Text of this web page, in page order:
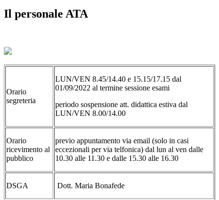
Il personale ATA
Orario
segreteria
LUN/VEN 8.45/14.40 e 15.15/17.15 dal
01/09/2022 al termine sessione esami
periodo sospensione att. didattica estiva dal
LUN/VEN 8.00/14.00
Orario
ricevimento al
pubblico
previo appuntamento via email (solo in casi
eccezionali per via telfonica) dal lun al ven dalle
10.30 alle 11.30 e dalle 15.30 alle 16.30
DSGA Dott. Maria Bonafede